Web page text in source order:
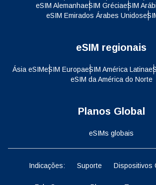
eSIM AlemanhaeSIM GréciaeSIM
eSIM Emirados Árabes Unidos
eSIM regionais
Ásia eSIMeSIM EuropaeSIM América Latina
eSIM da América do Norte
Planos Global
eSIMs globais
Indicações: Suporte Dispositivos